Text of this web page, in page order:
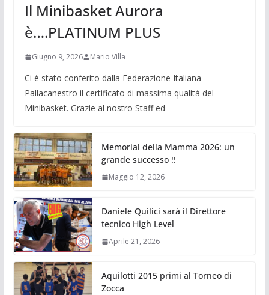
Il Minibasket Aurora
è….PLATINUM PLUS
Giugno 9, 2026 Mario Villa
Ci è stato conferito dalla Federazione Italiana
Pallacanestro il certificato di massima qualità del
Minibasket. Grazie al nostro Staff ed
Memorial della Mamma 2026: un
grande successo !!
Maggio 12, 2026
Daniele Quilici sarà il Direttore
tecnico High Level
Aprile 21, 2026
Aquilotti 2015 primi al Torneo di
Zocca